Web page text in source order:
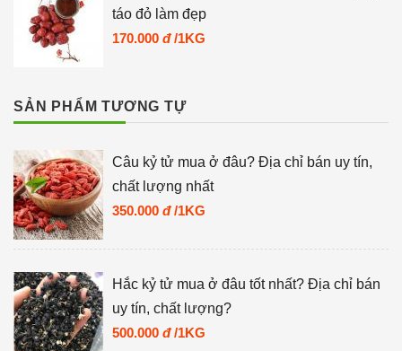
táo đỏ làm đẹp
170.000 đ /1KG
SẢN PHẨM TƯƠNG TỰ
Câu kỷ tử mua ở đâu? Địa chỉ bán uy tín,
chất lượng nhất
350.000 đ /1KG
Hắc kỷ tử mua ở đâu tốt nhất? Địa chỉ bán
uy tín, chất lượng?
500.000 đ /1KG